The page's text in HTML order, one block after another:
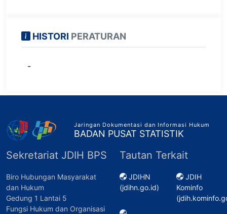
HISTORI PERATURAN
-
Jaringan Dokumentasi dan Informasi Hukum
BADAN PUSAT STATISTIK
Sekretariat JDIH BPS
Biro Hubungan Masyarakat
dan Hukum
Gedung 1 Lantai 5
Fungsi Hukum dan Organisasi
Tautan Terkait
JDIHN
(jdihn.go.id)
JDIH
Kominfo